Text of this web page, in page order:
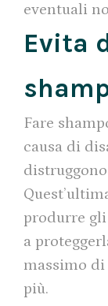
eventuali
Evita
Fare
causa di
produrre
a
massimo di
più.